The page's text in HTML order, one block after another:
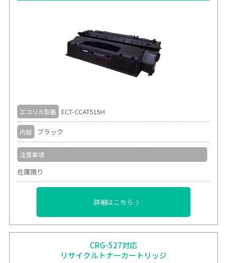
エコリカ型番 ECT-CCAT515H
内容 ブラック
注意事項
在庫限り
詳細はこちら
CRG-527対応
リサイクルトナーカートリッジ